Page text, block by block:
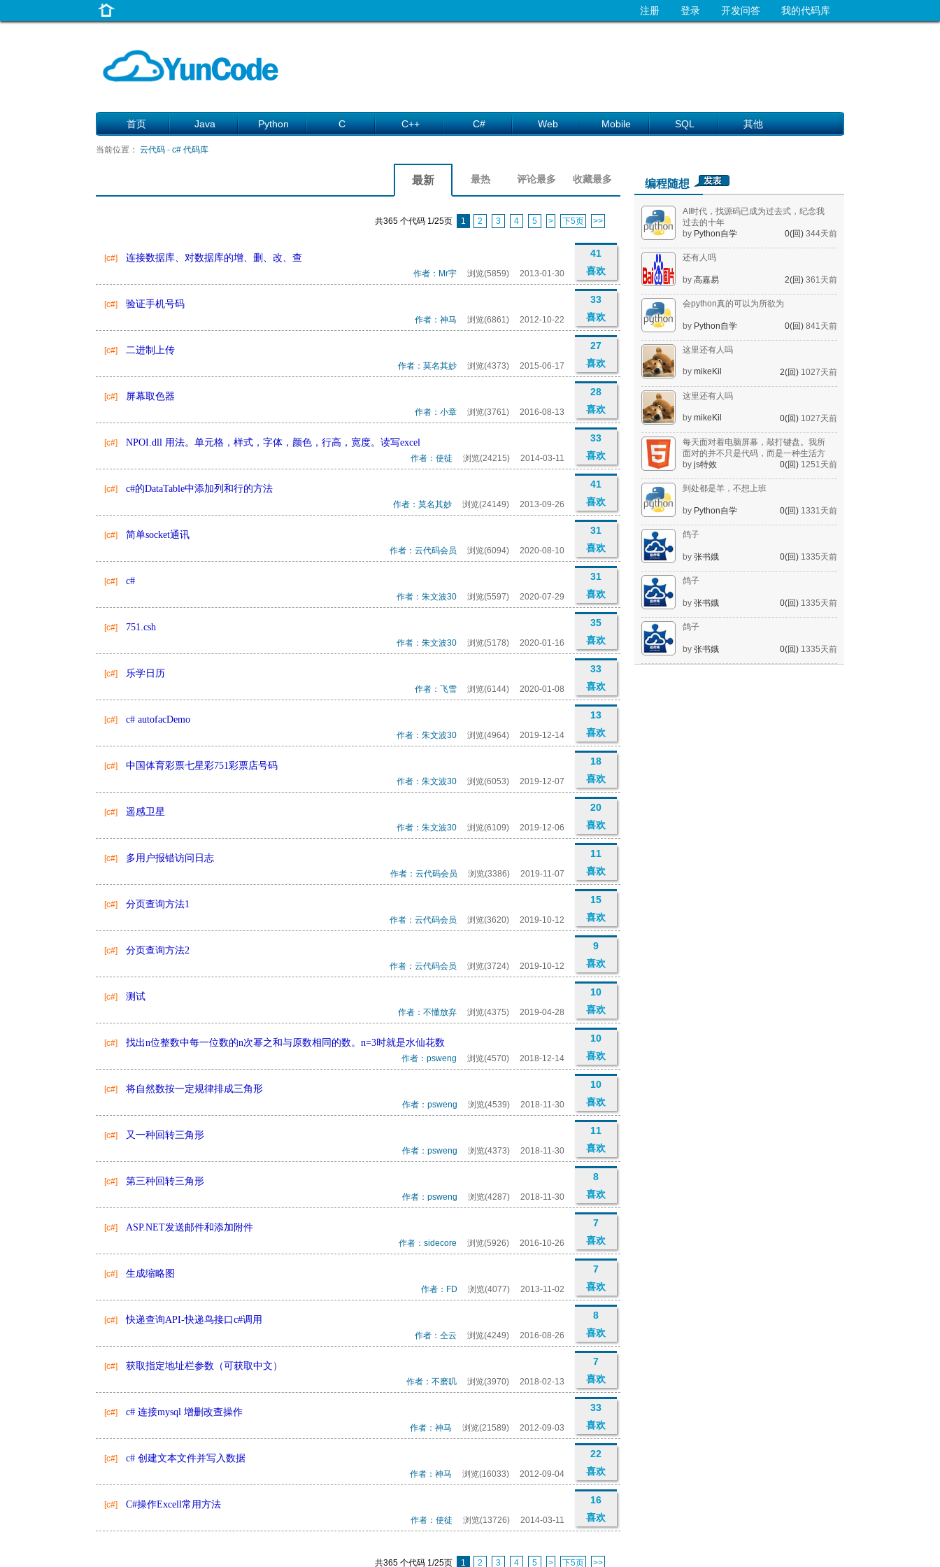
我的代码库
开发问答
登录
注册
首页 Java Python C C++ C# Web Mobile SQL 其他
当前位置： 云代码 - c# 代码库
编程随想
AI时代，找源码已成为过去式，纪念我
过去的十年
by Python自学 0(回) 344天前
还有人吗
by 高嘉易 2(回) 361天前
会python真的可以为所欲为
by Python自学 0(回) 841天前
这里还有人吗
by mikeKil 2(回) 1027天前
这里还有人吗
by mikeKil 0(回) 1027天前
每天面对着电脑屏幕，敲打键盘。我所
面对的并不只是代码，而是一种生活方
式。
by js特效 0(回) 1251天前
到处都是羊，不想上班
by Python自学 0(回) 1331天前
鸽子
by 张书娥 0(回) 1335天前
鸽子
by 张书娥 0(回) 1335天前
鸽子
by 张书娥 0(回) 1335天前
收藏最多
评论最多
最热
最新
共365 个代码 1/25页 1 2 3 4 5 > 下5页 >>
[c#] 连接数据库、对数据库的增、删、改、查
41
喜欢
2013-01-30
浏览(5859)
作者：Mr宇
[c#] 验证手机号码
33
喜欢
2012-10-22
浏览(6861)
作者：神马
[c#] 二进制上传
27
喜欢
2015-06-17
浏览(4373)
作者：莫名其妙
[c#] 屏幕取色器
28
喜欢
2016-08-13
浏览(3761)
作者：小章
[c#] NPOI.dll 用法。单元格，样式，字体，颜色，行高，宽度。读写excel
33
喜欢
2014-03-11
浏览(24215)
作者：使徒
[c#] c#的DataTable中添加列和行的方法
41
喜欢
2013-09-26
浏览(24149)
作者：莫名其妙
[c#] 简单socket通讯
31
喜欢
2020-08-10
浏览(6094)
作者：云代码会员
[c#] c#
31
喜欢
2020-07-29
浏览(5597)
作者：朱文波30
[c#] 751.csh
35
喜欢
2020-01-16
浏览(5178)
作者：朱文波30
[c#] 乐学日历
33
喜欢
2020-01-08
浏览(6144)
作者：飞雪
[c#] c# autofacDemo
13
喜欢
2019-12-14
浏览(4964)
作者：朱文波30
[c#] 中国体育彩票七星彩751彩票店号码
18
喜欢
2019-12-07
浏览(6053)
作者：朱文波30
[c#] 遥感卫星
20
喜欢
2019-12-06
浏览(6109)
作者：朱文波30
[c#] 多用户报错访问日志
11
喜欢
2019-11-07
浏览(3386)
作者：云代码会员
[c#] 分页查询方法1
15
喜欢
2019-10-12
浏览(3620)
作者：云代码会员
[c#] 分页查询方法2
9
喜欢
2019-10-12
浏览(3724)
作者：云代码会员
[c#] 测试
10
喜欢
2019-04-28
浏览(4375)
作者：不懂放弃
[c#] 找出n位整数中每一位数的n次幂之和与原数相同的数。n=3时就是水仙花数
10
喜欢
2018-12-14
浏览(4570)
作者：psweng
[c#] 将自然数按一定规律排成三角形
10
喜欢
2018-11-30
浏览(4539)
作者：psweng
[c#] 又一种回转三角形
11
喜欢
2018-11-30
浏览(4373)
作者：psweng
[c#] 第三种回转三角形
8
喜欢
2018-11-30
浏览(4287)
作者：psweng
[c#] ASP.NET发送邮件和添加附件
7
喜欢
2016-10-26
浏览(5926)
作者：sidecore
[c#] 生成缩略图
7
喜欢
2013-11-02
浏览(4077)
作者：FD
[c#] 快递查询API-快递鸟接口c#调用
8
喜欢
2016-08-26
浏览(4249)
作者：仝云
[c#] 获取指定地址栏参数（可获取中文）
7
喜欢
2018-02-13
浏览(3970)
作者：不磨叽
[c#] c# 连接mysql 增删改查操作
33
喜欢
2012-09-03
浏览(21589)
作者：神马
[c#] c# 创建文本文件并写入数据
22
喜欢
2012-09-04
浏览(16033)
作者：神马
[c#] C#操作Excell常用方法
16
喜欢
2014-03-11
浏览(13726)
作者：使徒
共365 个代码 1/25页 1 2 3 4 5 > 下5页 >>